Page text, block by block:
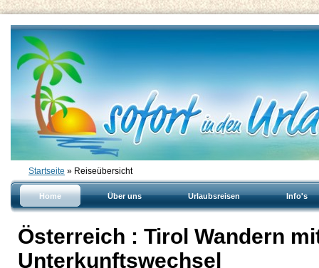
Startseite » Reiseübersicht
Home Über uns Urlaubsreisen Info's
Österreich : Tirol Wandern
Unterkunftswechsel